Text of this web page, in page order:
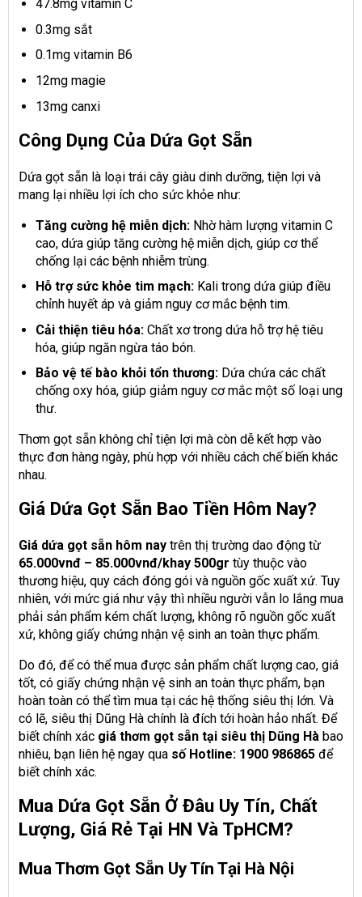
47.8mg vitamin C
0.3mg sắt
0.1mg vitamin B6
12mg magie
13mg canxi
Công Dụng Của Dứa Gọt Sẵn
Dứa gọt sẵn là loại trái cây giàu dinh dưỡng, tiện lợi và
mang lại nhiều lợi ích cho sức khỏe như:
Tăng cường hệ miễn dịch:Nhờ hàm lượng vitamin C
cao, dứa giúp tăng cường hệ miễn dịch, giúp cơ thể
chống lại các bệnh nhiễm trùng.
Hỗ trợ sức khỏe tim mạch:Kali trong dứa giúp điều
chỉnh huyết áp và giảm nguy cơ mắc bệnh tim.
Cải thiện tiêu hóa:Chất xơ trong dứa hỗ trợ hệ tiêu
hóa, giúp ngăn ngừa táo bón.
Bảo vệ tế bào khỏi tổn thương:Dứa chứa các chất
chống oxy hóa, giúp giảm nguy cơ mắc một số loại ung
thư.
Thơm gọt sẵn không chỉ tiện lợi mà còn dễ kết hợp vào
thực đơn hàng ngày, phù hợp với nhiều cách chế biến khác
nhau.
Giá Dứa Gọt Sẵn Bao Tiền Hôm Nay?
Giá dứa gọt sẵn hôm nay trên thị trường dao động từ
65.000vnđ – 85.000vnđ/khay 500gr tùy thuộc vào
thương hiệu, quy cách đóng gói và nguồn gốc xuất xứ. Tuy
nhiên, với mức giá như vậy thì nhiều người vẫn lo lắng mua
phải sản phẩm kém chất lượng, không rõ nguồn gốc xuất
xứ, không giấy chứng nhận vệ sinh an toàn thực phẩm.
Do đó, để có thể mua được sản phẩm chất lượng cao, giá
tốt, có giấy chứng nhận vệ sinh an toàn thực phẩm, bạn
hoàn toàn có thể tìm mua tại các hệ thống siêu thị lớn. Và
có lẽ, siêu thị Dũng Hà chính là đích tới hoàn hảo nhất. Để
biết chính xác giá thơm gọt sẵn tại siêu thị Dũng Hà bao
nhiêu, bạn liên hệ ngay qua số Hotline: 1900 986865 để
biết chính xác.
Mua Dứa Gọt Sẵn Ở Đâu Uy Tín, Chất
Lượng, Giá Rẻ Tại HN Và TpHCM?
Mua Thơm Gọt Sẵn Uy Tín Tại Hà Nội